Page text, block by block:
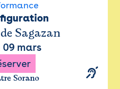
Sagazan
09 mars
Sorano